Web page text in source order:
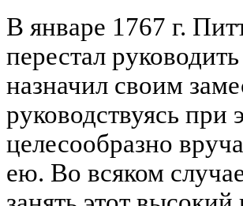
В январе 1767 г.
перестал
назначил своим
руководствуясь при
целесообразно
ею. Во всяком